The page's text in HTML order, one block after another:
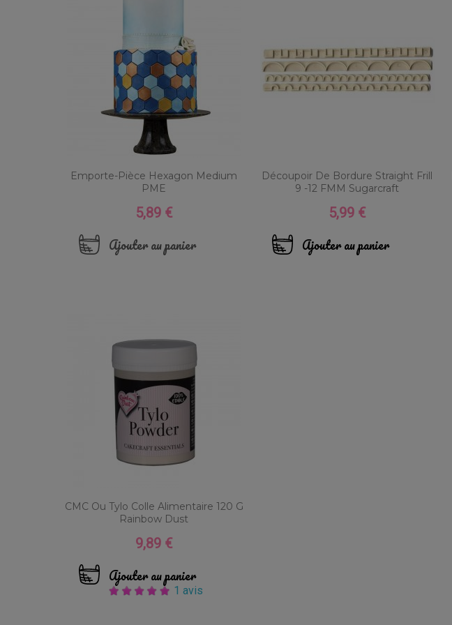
Emporte-Pièce Hexagon Medium
PME
Prix
5,89 €
Ajouter au panier
Découpoir De Bordure Straight Frill
9 -12 FMM Sugarcraft
Prix
5,99 €
Ajouter au panier
CMC Ou Tylo Colle Alimentaire 120 G
Rainbow Dust
Prix
9,89 €
Ajouter au panier
1 avis